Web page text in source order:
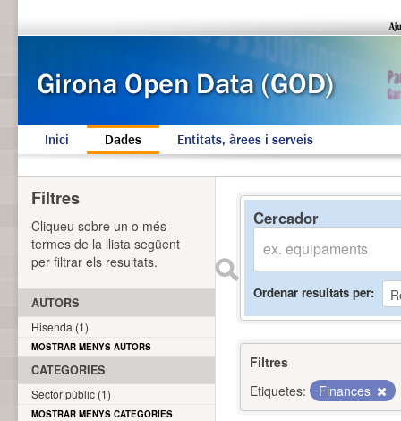
Inici Dades Entitats, àrees i serveis
Cercador
Ordenar resultats per
Filtres
Etiquetes:
Finances
Filtres
Cliqueu sobre un o més
termes de la llista següent
per filtrar els resultats.
AUTORS
Hisenda (1)
MOSTRAR MENYS AUTORS
CATEGORIES
Sector públic (1)
MOSTRAR MENYS CATEGORIES